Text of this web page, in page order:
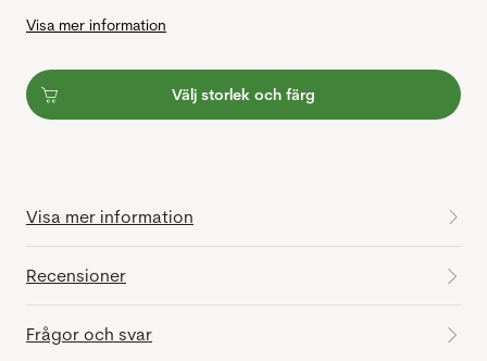
Visa mer information
Välj storlek och färg
Visa mer information
Recensioner
Frågor och svar